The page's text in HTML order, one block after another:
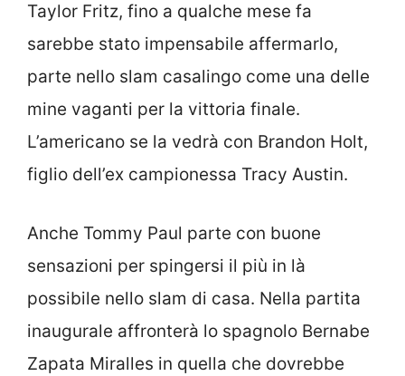
Taylor Fritz, fino a qualche mese fa
sarebbe stato impensabile affermarlo,
parte nello slam casalingo come una delle
mine vaganti per la vittoria finale.
L’americano se la vedrà con Brandon Holt,
figlio dell’ex campionessa Tracy Austin.
Anche Tommy Paul parte con buone
sensazioni per spingersi il più in là
possibile nello slam di casa. Nella partita
inaugurale affronterà lo spagnolo Bernabe
Zapata Miralles in quella che dovrebbe